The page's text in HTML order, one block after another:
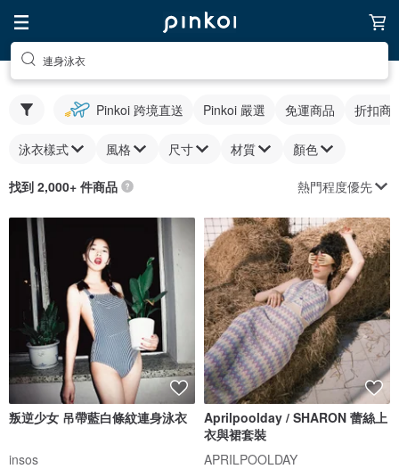
連身泳衣
Pinkoi 跨境直送 Pinkoi 嚴選 免運商品 折扣商
泳衣樣式 風格 尺寸 材質 顏色
找到 2,000+ 件商品 熱門程度優先
叛逆少女 吊帶藍白條紋連身泳衣
insos
Aprilpoolday / SHARON 蕾絲上
衣與裙套裝
APRILPOOLDAY